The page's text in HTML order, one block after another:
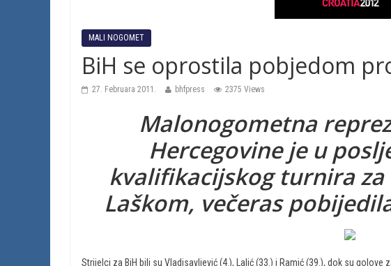
MALI NOGOMET
BiH se oprostila pobjedom
27. Februara 2011. bhfpress 2375 Views
Malonogometna
Hercegovine je u
kvalifikacijskog turnira za
Laškom, večeras
Strijelci za BiH bili su Vladisavljević (4.), Lalić (33.) i Ramić (39.), dok su golove